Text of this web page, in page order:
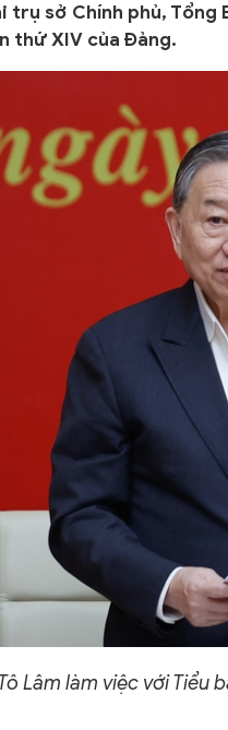
trụ sở Chính phủ,
thứ XIV của Đảng.
Lâm làm việc với Tiểu